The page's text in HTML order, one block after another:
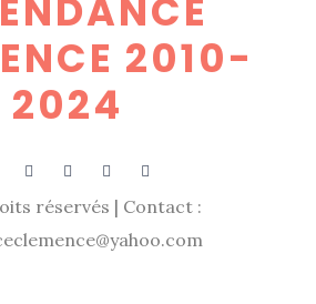
2010-
2024
réservés | Contact :